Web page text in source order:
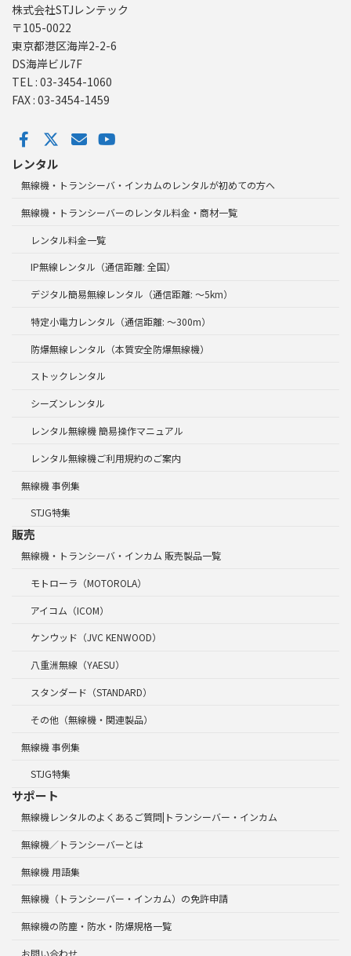
株式会社STJレンテック
〒105-0022
東京都港区海岸2-2-6
DS海岸ビル7F
TEL : 03-3454-1060
FAX : 03-3454-1459
レンタル
無線機・トランシーバ・インカムのレンタルが初めての方へ
無線機・トランシーバーのレンタル料金・商材一覧
レンタル料金一覧
IP無線レンタル（通信距離: 全国）
デジタル簡易無線レンタル（通信距離: ～5km）
特定小電力レンタル（通信距離: ～300m）
防爆無線レンタル（本質安全防爆無線機）
ストックレンタル
シーズンレンタル
レンタル無線機 簡易操作マニュアル
レンタル無線機ご利用規約のご案内
無線機 事例集
STJG特集
販売
無線機・トランシーバ・インカム 販売製品一覧
モトローラ（MOTOROLA）
アイコム（ICOM）
ケンウッド（JVC KENWOOD）
八重洲無線（YAESU）
スタンダード（STANDARD）
その他（無線機・関連製品）
無線機 事例集
STJG特集
サポート
無線機レンタルのよくあるご質問|トランシーバー・インカム
無線機／トランシーバーとは
無線機 用語集
無線機（トランシーバー・インカム）の免許申請
無線機の防塵・防水・防爆規格一覧
お問い合わせ